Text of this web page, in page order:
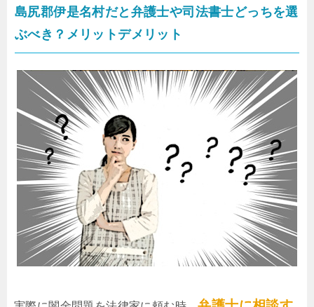
島尻郡伊是名村だと弁護士や司法書士どっちを選
ぶべき？メリットデメリット